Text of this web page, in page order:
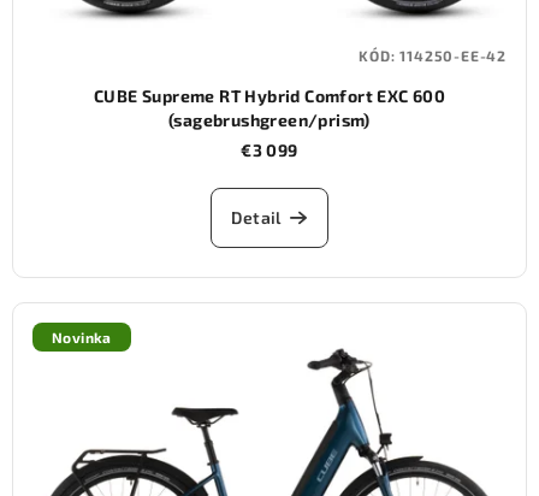
CUBE Supreme RT Hybrid Comfort EXC 600
(sagebrushgreen/prism)
€3 099
Detail
KÓD:114250-EE-42
Novinka